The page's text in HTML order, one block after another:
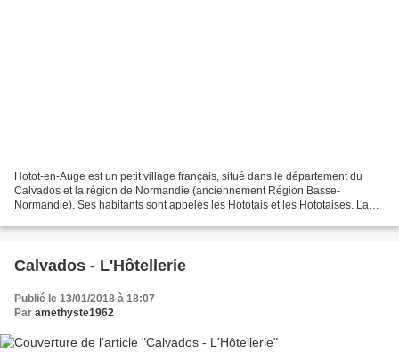
Hotot-en-Auge est un petit village français, situé dans le département du
Calvados et la région de Normandie (anciennement Région Basse-
Normandie). Ses habitants sont appelés les Hototais et les Hototaises. La
Calvados - L'Hôtellerie
Publié le 13/01/2018 à 18:07
Par amethyste1962